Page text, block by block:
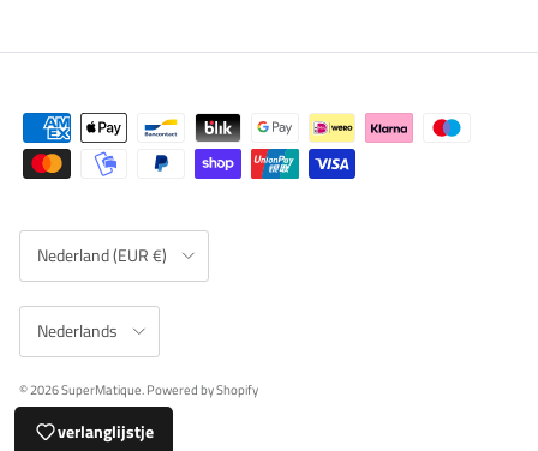
Land/Regio
Nederland (EUR €)
Taal
Nederlands
© 2026SuperMatique.Powered by Shopify
verlanglijstje